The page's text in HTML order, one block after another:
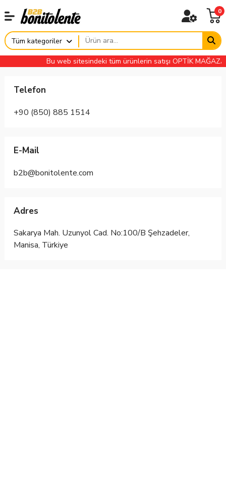
0
Tüm kategoriler
Bu web sitesindeki tüm ürünlerin satışı OPTİK
Telefon
+90 (850) 885 1514
E-Mail
b2b@bonitolente.com
Adres
Sakarya Mah. Uzunyol Cad. No:100/B Şehzadeler,
Manisa, Türkiye